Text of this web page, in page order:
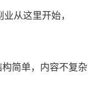
从这里开始，
简单，内容不复